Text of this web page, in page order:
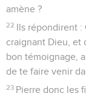
amène ?
22 Ils répondirent
craignant Dieu, et
bon témoignage,
de te faire venir
23 Pierre donc les